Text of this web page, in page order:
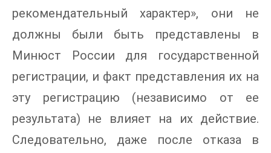
рекомендательный характер», они не
должны были быть представлены в
Минюст России для государственной
регистрации, и факт представления их на
эту регистрацию (независимо от ее
результата) не влияет на их действие.
Следовательно, даже после отказа в